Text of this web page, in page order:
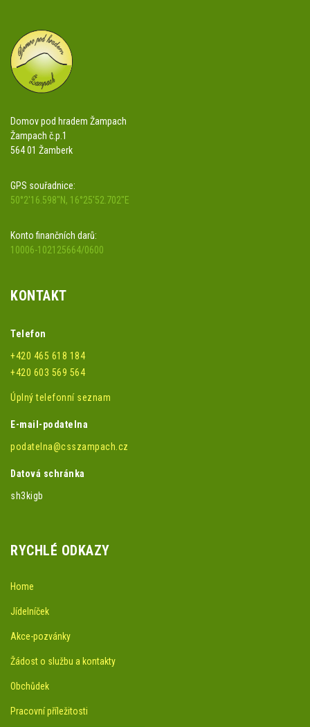
Domov pod hradem Žampach
Žampach č.p.1
564 01 Žamberk
GPS souřadnice:
50°2'16.598"N, 16°25'52.702"E
Konto finančních darů:
10006-102125664/0600
KONTAKT
Telefon
+420 465 618 184
+420 603 569 564
Úplný telefonní seznam
E-mail-podatelna
podatelna@csszampach.cz
Datová schránka
sh3kigb
RYCHLÉ ODKAZY
Home
Jídelníček
Akce-pozvánky
Žádost o službu a kontakty
Obchůdek
Pracovní příležitosti